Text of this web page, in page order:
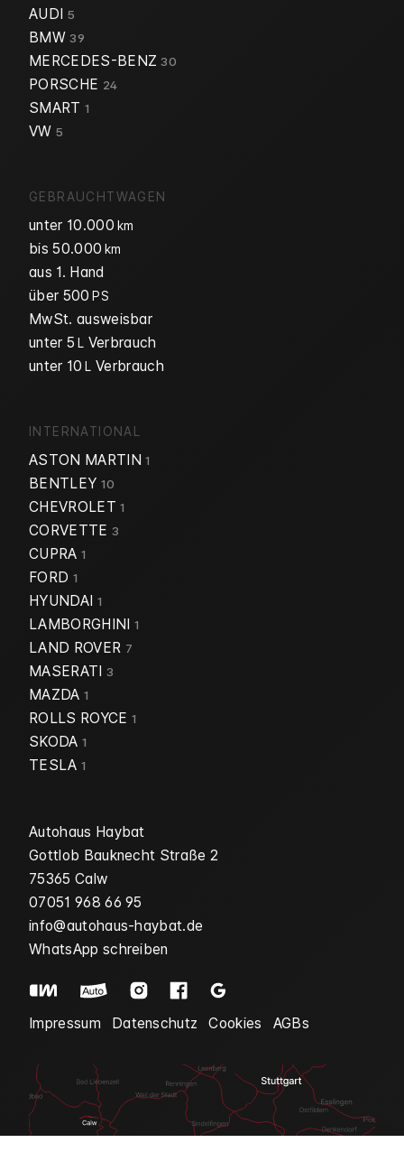
Autohaus Haybat
Gottlob Bauknecht Straße 2
75365 Calw
07051 968 66 95
info@autohaus-haybat.de
WhatsApp schreiben
Impressum Datenschutz Cookies AGBs
AUDI 5
BMW39
MERCEDES-BENZ30
PORSCHE 24
SMART 1
VW 5
GEBRAUCHTWAGEN
unter 10.000 km
bis 50.000 km
aus 1. Hand
über 500 PS
MwSt. ausweisbar
unter 5 L Verbrauch
unter 10 L Verbrauch
INTERNATIONAL
ASTON MARTIN1
BENTLEY 10
CHEVROLET1
CORVETTE 3
CUPRA 1
FORD 1
HYUNDAI 1
LAMBORGHINI 1
LAND ROVER 7
MASERATI 3
MAZDA 1
ROLLS ROYCE 1
SKODA 1
TESLA 1